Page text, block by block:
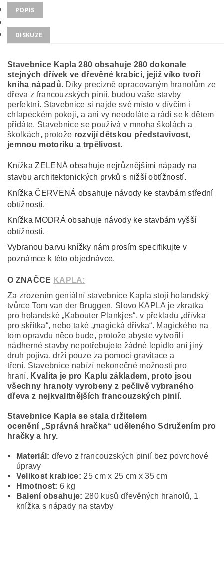
POPIS
DISKUZE
Stavebnice Kapla 280 obsahuje 280 dokonale
stejných dřívek ve dřevěné krabici, jejíž víko tvoří
kniha nápadů. Díky precizně opracovaným hranolům ze
dřeva z francouzských pinií, budou vaše stavby
perfektní. Stavebnice si najde své místo v dívčím i
chlapeckém pokoji, a ani vy neodoláte a rádi se k dětem
přidáte. Stavebnice se používá v mnoha školách a
školkách, protože rozvíjí dětskou představivost,
jemnou motoriku a trpělivost.
Knížka ZELENÁ obsahuje nejrůznějšími nápady na
stavbu architektonických prvků s nižší obtížností.
Knížka ČERVENÁ obsahuje návody ke stavbám střední
obtížnosti.
Knížka MODRÁ obsahuje návody ke stavbám vyšší
obtížnosti.
Vybranou barvu knížky nám prosím specifikujte v
poznámce k této objednávce.
O ZNAČCE KAPLA:
Za zrozením geniální stavebnice Kapla stojí holandský
tvůrce Tom van der Bruggen. Slovo KAPLA je zkratka
pro holandské „Kabouter Plankjes“, v překladu „dřívka
pro skřítka“, nebo také „magická dřívka“. Magického na
tom opravdu něco bude, protože abyste vytvořili
nádherné stavby nepotřebujete žádné lepidlo ani jiný
druh pojiva, drží pouze za pomoci gravitace a
tření. Stavebnice nabízí nekonečné možnosti pro
hraní. Kvalita je pro Kaplu základem, proto jsou
všechny hranoly vyrobeny z pečlivě vybraného
dřeva z nejkvalitnějších francouzských pinií.
Stavebnice Kapla se stala držitelem
ocenění „Správná hračka“ uděleného Sdružením pro
hračky a hry.
Materiál: dřevo z francouzských pinií bez povrchové
úpravy
Velikost krabice: 25 cm x 25 cm x 35 cm
Hmotnost: 6 kg
Balení obsahuje: 280 kusů dřevěných hranolů, 1
knížka s nápady na stavby